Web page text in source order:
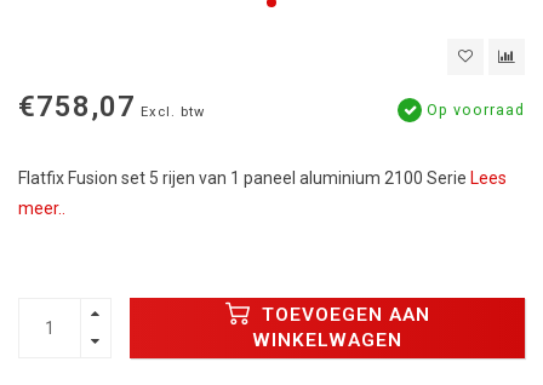
€758,07 Excl. btw Op voorraad
Flatfix Fusion set 5 rijen van 1 paneel aluminium 2100 Serie Lees
meer..
TOEVOEGEN AAN
WINKELWAGEN